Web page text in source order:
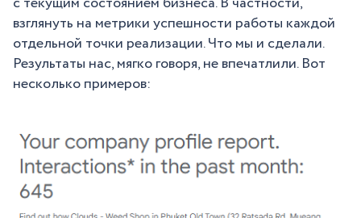
взглянуть на метрики успешности работы каждой
отдельной точки реализации. Что мы и сделали.
Результаты нас, мягко говоря, не впечатлили. Вот
несколько примеров: